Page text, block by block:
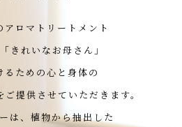
アロマトリートメント
きれいなお母さん」
るための心と身体の
提供させていただきます。
は、植物から抽出した